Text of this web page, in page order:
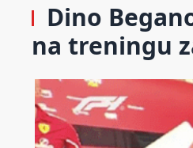
Dino
na treningu